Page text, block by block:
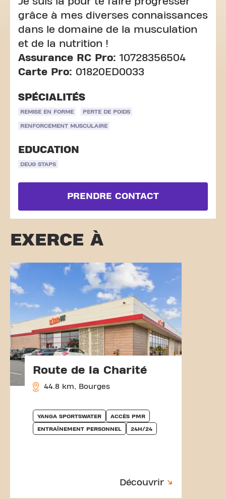
grâce à mes diverses connaissances
dans le domaine de la musculation
et de la nutrition !
Assurance RC Pro: 10728356504
Carte Pro: 01820ED0033
SPÉCIALITÉS
REMISE EN FORME PERTE DE POIDS
RENFORCEMENT MUSCULAIRE
EDUCATION
DEUG STAPS
PRENDRE CONTACT
EXERCE À
Route de la Charité
44.8 km, Bourges
YANGA SPORTSWATER ACCÈS PMR
ENTRAÎNEMENT PERSONNEL 24H/24
Découvrir